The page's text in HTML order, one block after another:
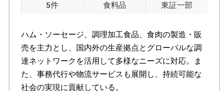
5件 食料品 東証一部
ハム・ソーセージ、調理加工食品、食肉の製造・販
売を主力とし、国内外の生産拠点とグローバルな調
達ネットワークを活用して多様なニーズに対応。ま
た、事務代行や物流サービスも展開し、持続可能な
社会の実現に貢献している。